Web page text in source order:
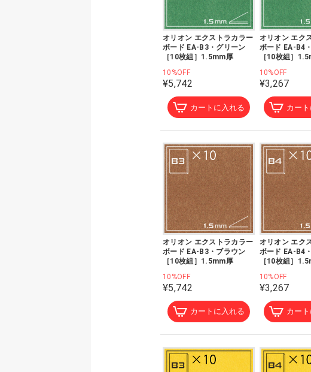
オリオン エクストラカラー
ボード EA-B3・グリーン
［10枚組］1.5mm厚
10%OFF
¥5,742
カートに入れる
オリオン エク
ボード EA-B4
［10枚組］
10%OFF
¥3,267
カー
オリオン エクストラカラー
ボード EA-B3・ブラウン
［10枚組］1.5mm厚
10%OFF
¥5,742
カートに入れる
オリオン エク
ボード EA-B4
［10枚組］
10%OFF
¥3,267
カー